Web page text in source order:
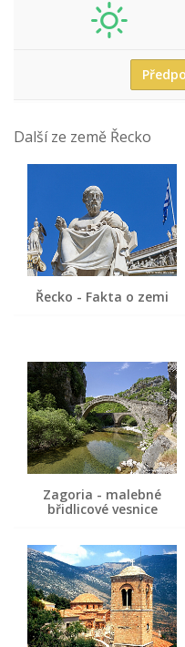
Další ze země Řecko
Řecko - Fakta o zemi
Zagoria - malebné
břidlicové vesnice